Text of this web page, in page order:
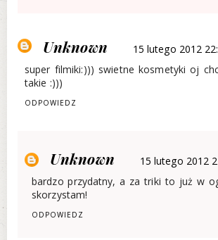
Unknown
15 lutego 2012
super filmiki:))) swietne kosmetyki oj
takie :)))
ODPOWIEDZ
Unknown
15 lutego 2012
bardzo przydatny, a za triki to już w
skorzystam!
ODPOWIEDZ